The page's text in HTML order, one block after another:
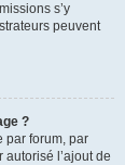
s’y
peuvent
?
par forum, par
autorisé l’ajout de